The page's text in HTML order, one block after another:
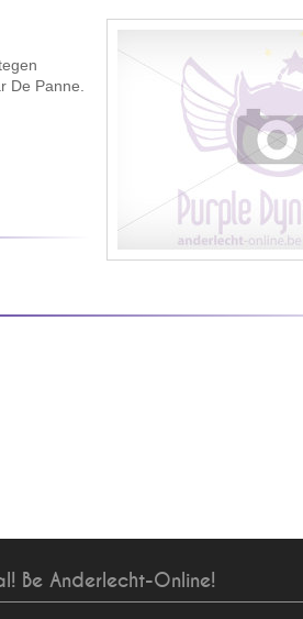
De Panne.
Be Anderlecht-Online!